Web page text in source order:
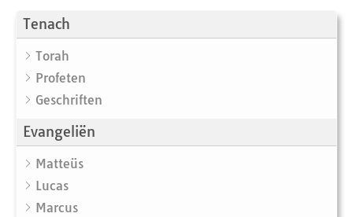
Tenach
Torah
Profeten
Geschriften
Evangeliën
Matteüs
Lucas
Marcus